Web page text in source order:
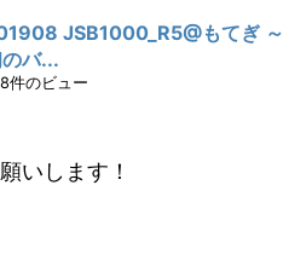
JSB1000_R5@もてぎ ～
バ...
件のビュー
いします！